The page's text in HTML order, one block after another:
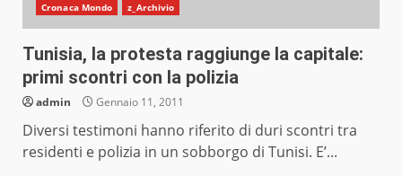
Cronaca Mondo z_Archivio
Tunisia, la protesta raggiunge la capitale:
primi scontri con la polizia
admin Gennaio 11, 2011
Diversi testimoni hanno riferito di duri scontri tra
residenti e polizia in un sobborgo di Tunisi. E’...